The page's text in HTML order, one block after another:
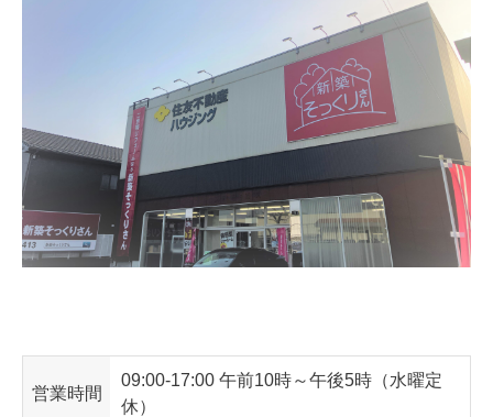
営業時間
09:00-17:00 午前10時～午後5時（水曜定
休）